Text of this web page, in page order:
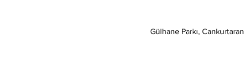
Gülhane Parkı,